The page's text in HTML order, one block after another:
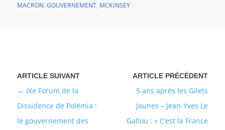
MACRON, GOUVERNEMENT, MCKINSEY
5 ans après les Gilets
Jaunes – Jean-Yves Le
Gallou : « C’est la France
IXe Forum de la
Dissidence de Polémia :
le gouvernement des